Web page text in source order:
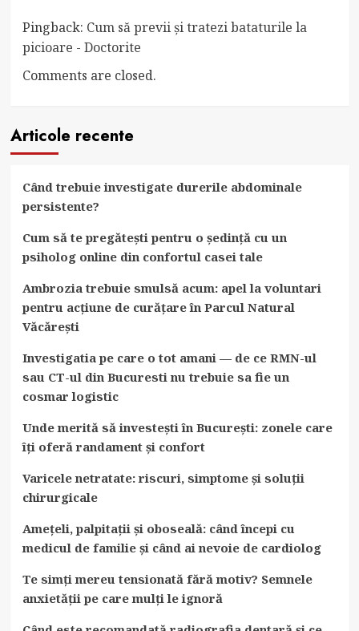
Pingback: Cum să previi și tratezi bataturile la
picioare - Doctorite
Comments are closed.
Articole recente
Când trebuie investigate durerile abdominale
persistente?
Cum să te pregătești pentru o ședință cu un
psiholog online din confortul casei tale
Ambrozia trebuie smulsă acum: apel la voluntari
pentru acțiune de curățare în Parcul Natural
Văcărești
Investigatia pe care o tot amani — de ce RMN-ul
sau CT-ul din Bucuresti nu trebuie sa fie un
cosmar logistic
Unde merită să investești în București: zonele care
îți oferă randament și confort
Varicele netratate: riscuri, simptome și soluții
chirurgicale
Amețeli, palpitații și oboseală: când începi cu
medicul de familie și când ai nevoie de cardiolog
Te simți mereu tensionată fără motiv? Semnele
anxietății pe care mulți le ignoră